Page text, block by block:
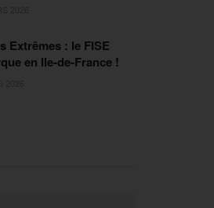
Extrêmes : le FISE
en Ile-de-France !